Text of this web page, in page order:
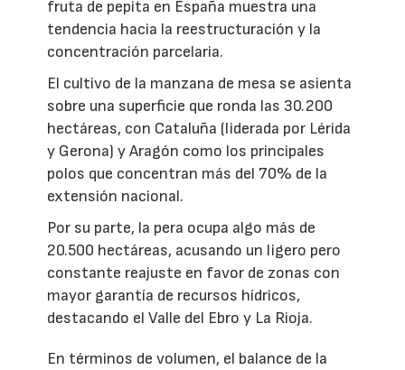
fruta de pepita en España muestra una
tendencia hacia la reestructuración y la
concentración parcelaria.
El cultivo de la manzana de mesa se asienta
sobre una superficie que ronda las 30.200
hectáreas, con Cataluña (liderada por Lérida
y Gerona) y Aragón como los principales
polos que concentran más del 70% de la
extensión nacional.
Por su parte, la pera ocupa algo más de
20.500 hectáreas, acusando un ligero pero
constante reajuste en favor de zonas con
mayor garantía de recursos hídricos,
destacando el Valle del Ebro y La Rioja.
En términos de volumen, el balance de la